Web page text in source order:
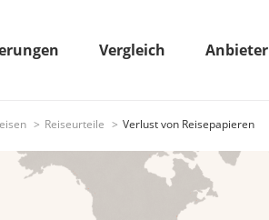
Vergleich Anbieter
Reiseurteile Verlust von Reisepapieren